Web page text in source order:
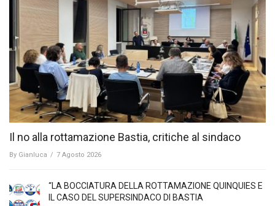
Il no alla rottamazione Bastia, critiche al sindaco
By Gianluca / 7 Agosto 2026
“LA BOCCIATURA DELLA ROTTAMAZIONE QUINQUIES E
IL CASO DEL SUPERSINDACO DI BASTIA